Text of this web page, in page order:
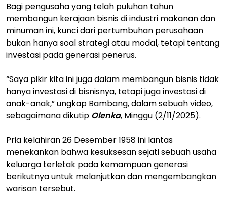
Bagi pengusaha yang telah puluhan tahun
membangun kerajaan bisnis di industri makanan dan
minuman ini, kunci dari pertumbuhan perusahaan
bukan hanya soal strategi atau modal, tetapi tentang
investasi pada generasi penerus.
“Saya pikir kita ini juga dalam membangun bisnis tidak
hanya investasi di bisnisnya, tetapi juga investasi di
anak-anak,” ungkap Bambang, dalam sebuah video,
sebagaimana dikutip Olenka, Minggu (2/11/2025).
Pria kelahiran 26 Desember 1958 ini lantas
menekankan bahwa kesuksesan sejati sebuah usaha
keluarga terletak pada kemampuan generasi
berikutnya untuk melanjutkan dan mengembangkan
warisan tersebut.